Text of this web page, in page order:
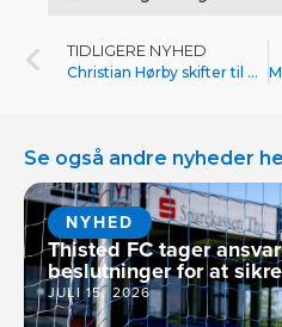
TIDLIGERE NYHED
Christian Hørby skifter til Thisted FC
Se også andre nyheder
NYHED
Thisted FC tager
beslutninger for at
JULI 15, 2026